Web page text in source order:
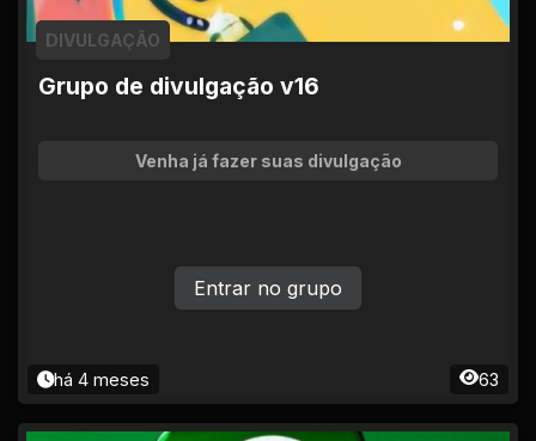
Grupo de divulgação v16
DIVULGAÇÃO
Venha já fazer suas divulgação
há 4 meses 63
Entrar no grupo